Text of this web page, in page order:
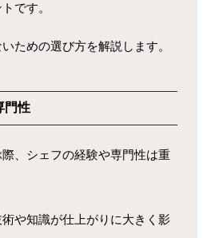
です。
ための選び方を解説します。
門性
、シェフの経験や専門性は重
や知識が仕上がりに大きく影